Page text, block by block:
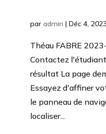
par admin | Déc 4, 2023
Théau FABRE
Contactez
résultat La page
Essayez d'affiner
le panneau de
localiser...